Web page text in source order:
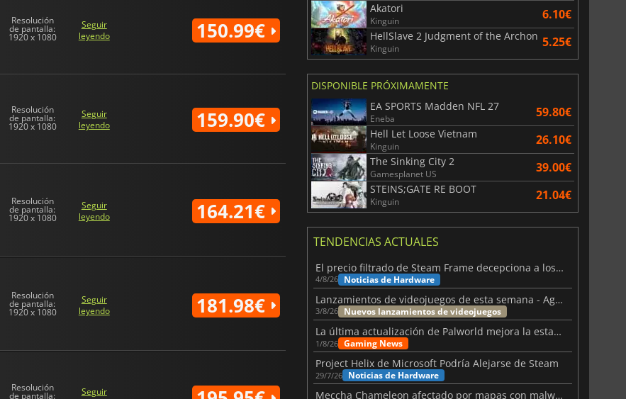
Resolución
de pantalla:
1920 x 1080
Seguir
leyendo
150.99€
Resolución
de pantalla:
1920 x 1080
Seguir
leyendo
159.90€
Resolución
de pantalla:
1920 x 1080
Seguir
leyendo
164.21€
Resolución
de pantalla:
1920 x 1080
Seguir
leyendo
181.98€
Resolución
de pantalla:
Seguir
Akatori
Kinguin 6.10€
HellSlave 2 Judgment of the Archon
Kinguin 5.25€
DISPONIBLE PRÓXIMAMENTE
EA SPORTS Madden NFL 27
Eneba 59.80€
Hell Let Loose Vietnam
Kinguin 26.10€
The Sinking City 2
Gamesplanet US 39.00€
STEINS;GATE RE BOOT
Kinguin 21.04€
TENDENCIAS ACTUALES
El precio filtrado de Steam Frame decepciona a los usuarios
4/8/26 Noticias de Hardware
Lanzamientos de videojuegos de esta semana - Agosto de 2026 (semana 32)
3/8/26 Nuevos lanzamientos de videojuegos
La última actualización de Palworld mejora la estabilidad
1/8/26 Gaming News
Project Helix de Microsoft Podría Alejarse de Steam
29/7/26 Noticias de Hardware
Meccha Chameleon afectado por mapas con malware y Discord